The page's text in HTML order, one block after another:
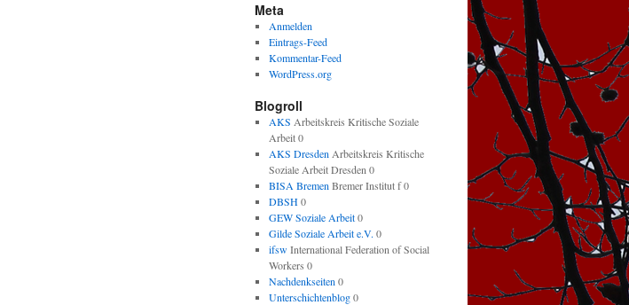
Meta
Anmelden
Eintrags-Feed
Kommentar-Feed
WordPress.org
Blogroll
AKS Arbeitskreis Kritische Soziale
Arbeit 0
AKS Dresden Arbeitskreis Kritische
Soziale Arbeit Dresden 0
BISA Bremen Bremer Institut f 0
DBSH0
GEW Soziale Arbeit0
Gilde Soziale Arbeit e.V. 0
ifswInternational Federation of Social
Workers 0
Nachdenkseiten 0
Unterschichtenblog0